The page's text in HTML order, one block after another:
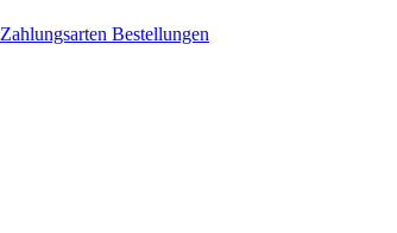
Zahlungsarten Bestellungen